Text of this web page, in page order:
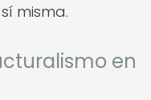
misma.
en